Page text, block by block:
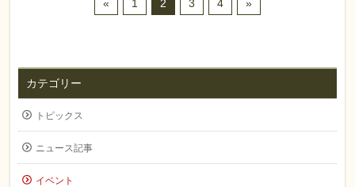
« 1 2 3 4 »
カテゴリー
トピックス
ニュース記事
イベント